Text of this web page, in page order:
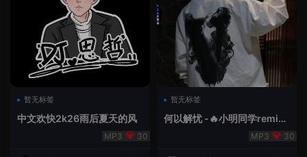
暂无标签
中文欢快2k26雨后夏天的风
30
暂无标签
何以解忧 -🔥小明同学remix
30